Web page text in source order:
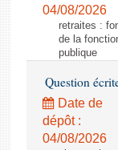
04/08/2026
retraites :
de la
publique
Question
Date de
dépôt :
04/08/2026